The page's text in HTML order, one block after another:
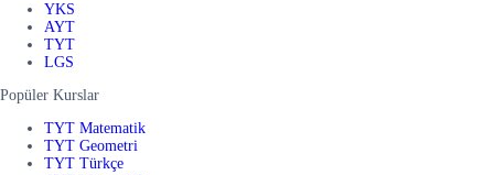
YKS
AYT
TYT
LGS
Popüler Kurslar
TYT Matematik
TYT Geometri
TYT Türkçe